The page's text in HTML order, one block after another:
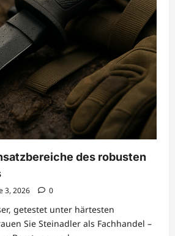
des robusten
3, 2026 0
getestet unter härtesten
Sie Steinadler als Fachhandel –